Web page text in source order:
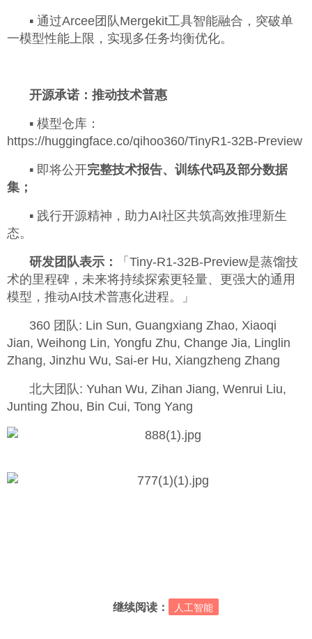
▪ 通过Arcee团队Mergekit工具智能融合，突破单
一模型性能上限，实现多任务均衡优化。
开源承诺：推动技术普惠
▪ 模型仓库：
https://huggingface.co/qihoo360/TinyR1-32B-Preview
▪ 即将公开完整技术报告、训练代码及部分数据
集；
▪ 践行开源精神，助力AI社区共筑高效推理新生
态。
研发团队表示：
「Tiny-R1-32B-Preview是蒸馏技
术的里程碑，未来将持续探索更轻量、更强大的通用
模型，推动AI技术普惠化进程。」
360 团队: Lin Sun, Guangxiang Zhao, Xiaoqi
Jian, Weihong Lin, Yongfu Zhu, Change Jia, Linglin
Zhang, Jinzhu Wu, Sai-er Hu, Xiangzheng Zhang
北大团队: Yuhan Wu, Zihan Jiang, Wenrui Liu,
Junting Zhou, Bin Cui, Tong Yang
继续阅读： 人工智能